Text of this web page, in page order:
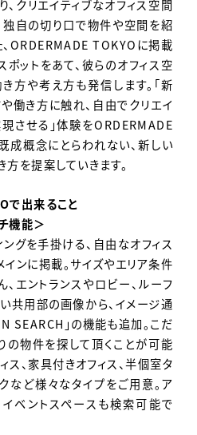
、クリエイティブなオフィス空間
独自の切り口で物件や空間を紹
、ORDERMADE TOKYOに掲載
ットをあて、彼らのオフィス空
方や考え方も発信します。「新
働き方に触れ、自由でクリエイ
させる」体験をORDERMADE
成概念にとらわれない、新しい
方を提案していきます。
出来ること
機能＞
ングを手掛ける、自由なオフィス
ンに掲載。サイズやエリア条件
エントランスやロビー、ルーフ
共用部の画像から、イメージ通
SEARCH」の機能も追加。こだ
の物件を探して頂くことが可能
ス、家具付きオフィス、半個室タ
など様々なタイプをご用意。ア
イベントスペースも検索可能で